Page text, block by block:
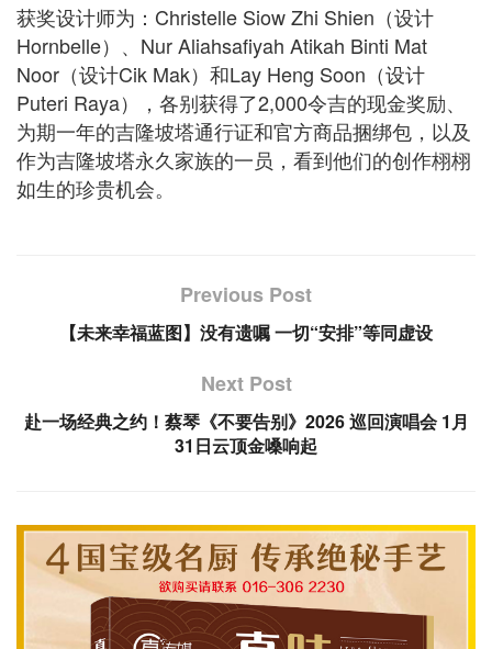
获奖设计师为：Christelle Siow Zhi Shien（设计
Hornbelle）、Nur Aliahsafiyah Atikah Binti Mat
Noor（设计Cik Mak）和Lay Heng Soon（设计
Puteri Raya），各别获得了2,000令吉的现金奖励、
为期一年的吉隆坡塔通行证和官方商品捆绑包，以及
作为吉隆坡塔永久家族的一员，看到他们的创作栩栩
如生的珍贵机会。
Previous Post
【未来幸福蓝图】没有遗嘱 一切“安排”等同虚设
Next Post
赴一场经典之约！蔡琴《不要告别》2026 巡回演唱会 1月
31日云顶金嗓响起